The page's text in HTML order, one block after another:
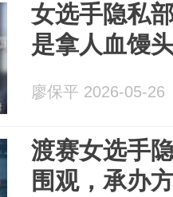
女选手隐私
是拿人血馒
廖保平 2026-05-26
渡赛女选手
围观，承办